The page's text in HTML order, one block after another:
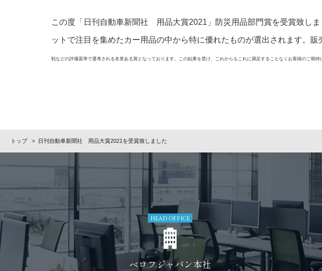
この度「日刊自動車新聞社 用品大賞2021」防災用品部門賞を受賞致し
ットで注目を集めたカー用品の中から特に優れたものが選出されます。
戦などの評価基準で選考される名誉ある賞となっております。この結果を受け、これからもこれに満足することなくお客様のご期
トップ > 日刊自動車新聞社 用品大賞2021を受賞致しました
HEAD OFFICE
ベロフジャパン本社